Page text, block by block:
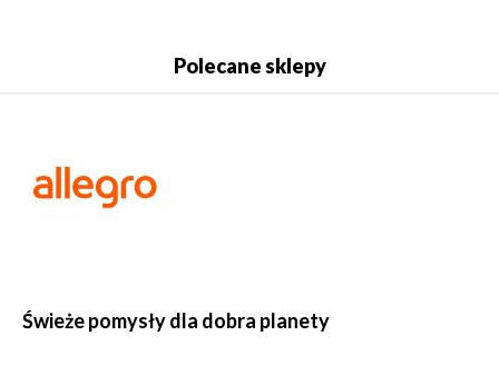
Polecane sklepy
Świeże pomysły dla dobra planety